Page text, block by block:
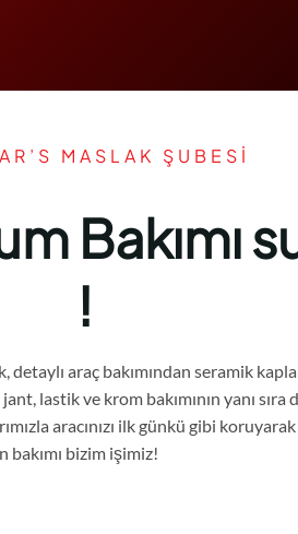
MASLAK ŞUBESI
Bakımı
!
araç bakımından seramik
lastik ve krom bakımının yanı
aracınızı ilk günkü gibi
bakımı bizim işimiz!